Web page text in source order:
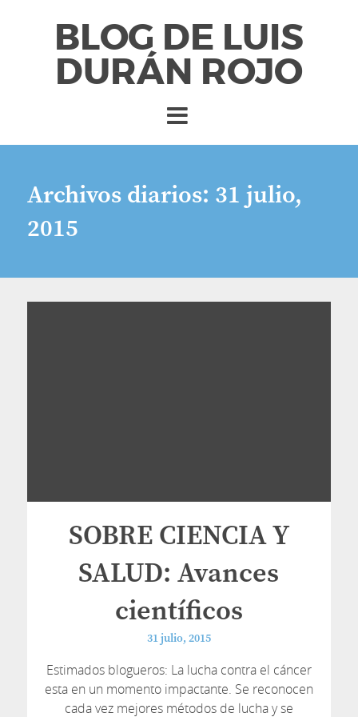
BLOG DE LUIS
DURÁN ROJO
Archivos diarios: 31 julio,
2015
SOBRE CIENCIA Y
SALUD: Avances
científicos
31 julio, 2015
Estimados blogueros: La lucha contra el cáncer
esta en un momento impactante. Se reconocen
cada vez mejores métodos de lucha y se